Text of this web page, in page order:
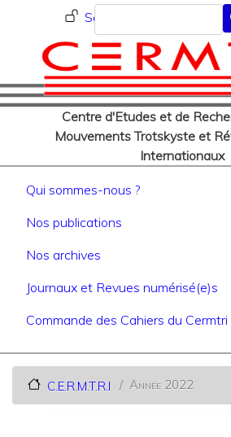
au
contenu
principal
Menu du
Se connecter
Centre d'Etudes et de
Mouvements Trotskyste et
Internationaux
Rechercher
Navigation
Qui sommes-nous ?
Nos publications
Nos archives
Journaux et Revues numérisé(e)s
Commande des Cahiers du Cermtri
C.E.R.M.T.R.I Année 2022